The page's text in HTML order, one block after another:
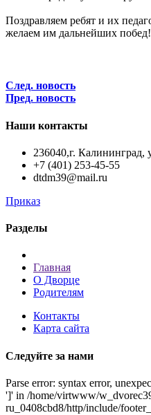
Поздравляем ребят и их
желаем им дальнейших побед!
След. новость
Пред. новость
Наши контакты
236040,г. Калининград,
+7 (401) 253-45-55
dtdm39@mail.ru
Приказ
Разделы
Главная
О Дворце
Родителям
Контакты
Карта сайта
Следуйте за нами
Parse error: syntax error,
']' in /home/virtwww/
ru_0408cbd8/http/include/